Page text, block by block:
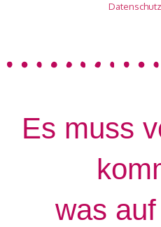
Es muss
was